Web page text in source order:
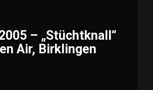
– „Stüchtknall“
Air, Birklingen